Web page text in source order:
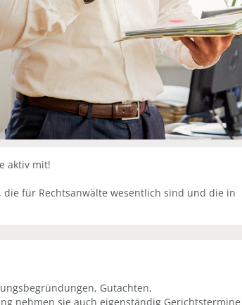
aktiv mit!
für Rechtsanwälte wesentlich sind und die in
Gutachten,
nehmen sie auch eigenständig Gerichtstermine